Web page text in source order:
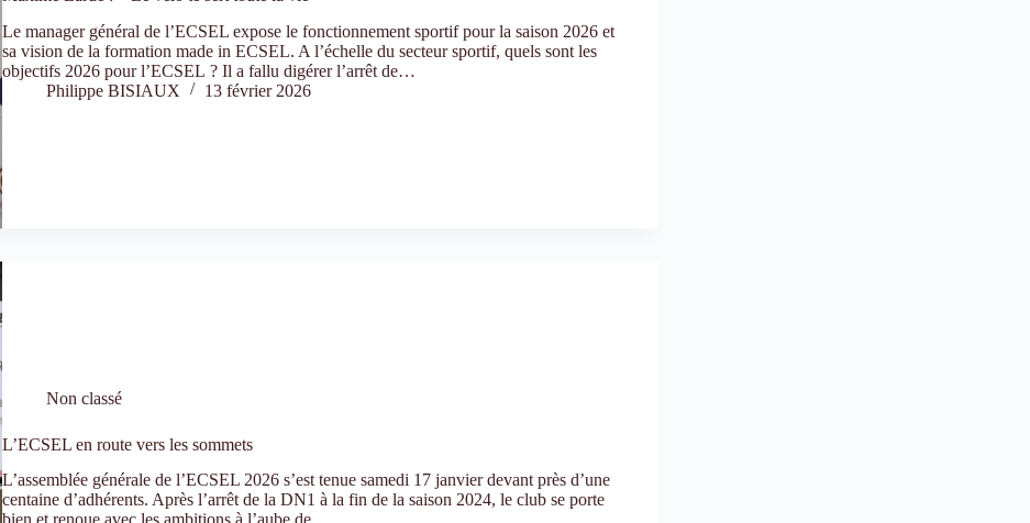
Le manager général de l’ECSEL expose le fonctionnement sportif pour la saison 2026 et
sa vision de la formation made in ECSEL. A l’échelle du secteur sportif, quels sont les
objectifs 2026 pour l’ECSEL ? Il a fallu digérer l’arrêt de…
Philippe BISIAUX
13 février 2026
Non classé
L’ECSEL en route vers les sommets
L’assemblée générale de l’ECSEL 2026 s’est tenue samedi 17 janvier devant près d’une
centaine d’adhérents. Après l’arrêt de la DN1 à la fin de la saison 2024, le club se porte